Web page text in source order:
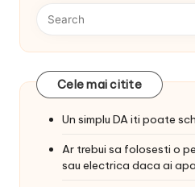
Cele mai citite
Un simplu DA iti poate
Ar trebui sa folosesti o
sau electrica daca ai